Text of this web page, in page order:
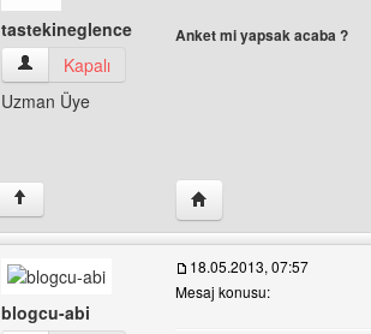
tastekineglence
tastekineglence Kullanıcının profilini görüntüle
Kapalı
Uzman Üye
Anket mi yapsak acaba ?
↑ Yazarın web sitesini
blogcu-abi
18.05.2013, 07:57
Mesaj konusu: